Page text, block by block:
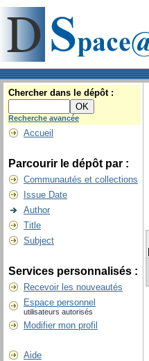
Chercher dans le dépôt :
Recherche avancée
Accueil
Parcourir le dépôt par :
Communautés et collections
Issue Date
Author
Title
Subject
Services personnalisés :
Recevoir les nouveautés
Espace personnel
utilisateurs autorisés
Modifier mon profil
Aide